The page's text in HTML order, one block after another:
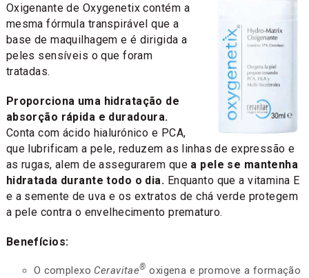
Oxigenante de Oxygenetix contém a
mesma fórmula transpirável que a
base de maquilhagem e é dirigida a
peles sensíveis o que foram
tratadas.
Proporciona uma hidratação de
absorção rápida e duradoura.
Conta com ácido hialurónico e PCA,
que lubrificam a pele, reduzem as linhas de expressão e
as rugas, alem de assegurarem que a pele se mantenha
hidratada durante todo o dia. Enquanto que a vitamina E
e a semente de uva e os extratos de chá verde protegem
a pele contra o envelhecimento prematuro.
Benefícios:
O complexo Ceravitae® oxigena e promove a formação